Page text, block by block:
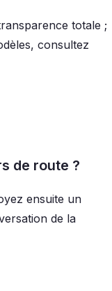
totale ;
consultez
de route ?
ensuite un
de la